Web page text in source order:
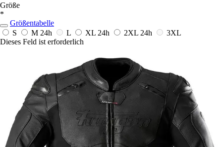
Größe
*
Größentabelle
S
M 24h L XL 24h 2XL 24h
3XL
Dieses Feld ist erforderlich